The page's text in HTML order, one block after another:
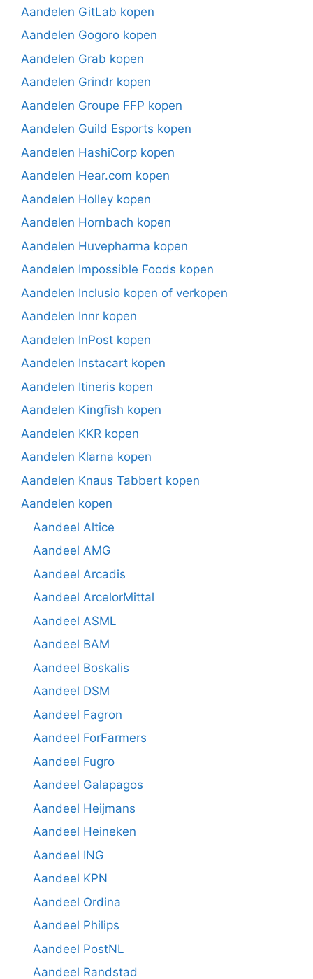
Aandelen GitLab kopen
Aandelen Gogoro kopen
Aandelen Grab kopen
Aandelen Grindr kopen
Aandelen Groupe FFP kopen
Aandelen Guild Esports kopen
Aandelen HashiCorp kopen
Aandelen Hear.com kopen
Aandelen Holley kopen
Aandelen Hornbach kopen
Aandelen Huvepharma kopen
Aandelen Impossible Foods kopen
Aandelen Inclusio kopen of verkopen
Aandelen Innr kopen
Aandelen InPost kopen
Aandelen Instacart kopen
Aandelen Itineris kopen
Aandelen Kingfish kopen
Aandelen KKR kopen
Aandelen Klarna kopen
Aandelen Knaus Tabbert kopen
Aandelen kopen
Aandeel Altice
Aandeel AMG
Aandeel Arcadis
Aandeel ArcelorMittal
Aandeel ASML
Aandeel BAM
Aandeel Boskalis
Aandeel DSM
Aandeel Fagron
Aandeel ForFarmers
Aandeel Fugro
Aandeel Galapagos
Aandeel Heijmans
Aandeel Heineken
Aandeel ING
Aandeel KPN
Aandeel Ordina
Aandeel Philips
Aandeel PostNL
Aandeel Randstad